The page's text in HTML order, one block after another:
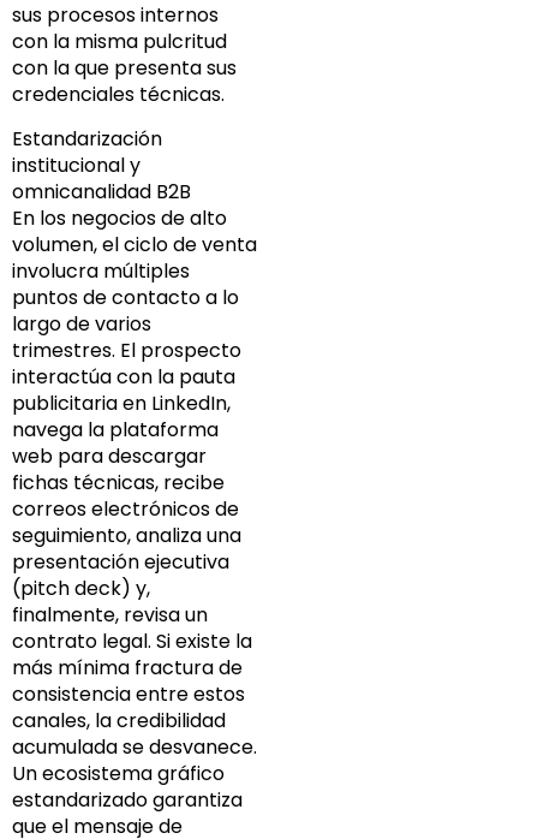
sus procesos internos
con la misma pulcritud
con la que presenta sus
credenciales técnicas.
Estandarización
institucional y
omnicanalidad B2B
En los negocios de alto
volumen, el ciclo de venta
involucra múltiples
puntos de contacto a lo
largo de varios
trimestres. El prospecto
interactúa con la pauta
publicitaria en LinkedIn,
navega la plataforma
web para descargar
fichas técnicas, recibe
correos electrónicos de
seguimiento, analiza una
presentación ejecutiva
(pitch deck) y,
finalmente, revisa un
contrato legal. Si existe la
más mínima fractura de
consistencia entre estos
canales, la credibilidad
acumulada se desvanece.
Un ecosistema gráfico
estandarizado garantiza
que el mensaje de